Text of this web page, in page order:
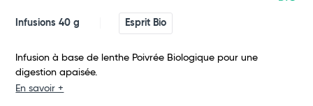
Infusions 40 g Esprit Bio
Infusion à base de lenthe Poivrée Biologique pour une
digestion apaisée.
En savoir +